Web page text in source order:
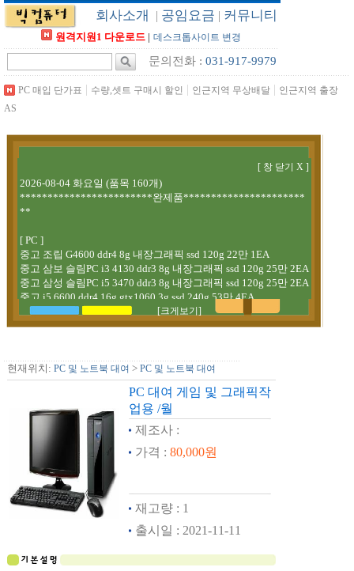
회사소개 | 공임요금 | 커뮤니티
원격지원1 다운로드| 데스크톱사이트 변경
문의전화 : 031-917-9979
PC 매입 단가표 | 수량,셋트 구매시 할인 | 인근지역 무상배달 | 인근지역 출장
AS
[크게보기]
현재위치: PC 및 노트북 대여 > PC 및 노트북 대여
PC 대여 게임 및 그래픽작
업용 /월
제조사 :
가격 : 80,000원
재고량 : 1
출시일 : 2021-11-11